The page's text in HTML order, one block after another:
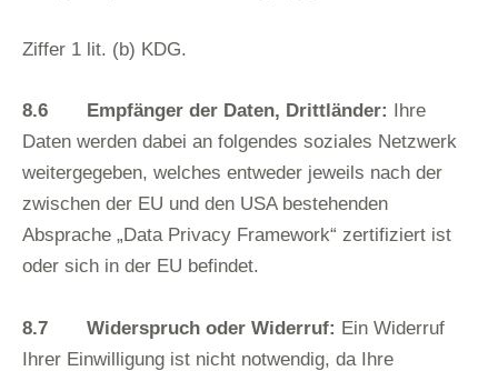
Ziffer 1 lit. (b) KDG.
8.6 Empfänger der Daten, Drittländer:
Ihre
Daten werden dabei an folgendes soziales Netzwerk
weitergegeben, welches entweder jeweils nach der
zwischen der EU und den USA bestehenden
Absprache „Data Privacy Framework“ zertifiziert ist
oder sich in der EU befindet.
8.7 Widerspruch oder Widerruf: Ein Widerruf
Ihrer Einwilligung ist nicht notwendig, da Ihre